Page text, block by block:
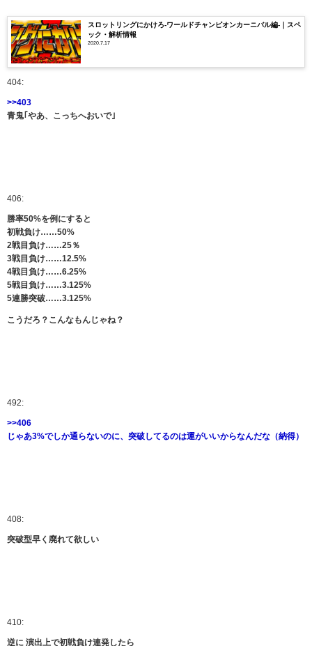
スロットリングにかけろ-ワールドチャンピオンカーニバル編-｜スペ
ック・解析情報
2020.7.17
404:
>>403
青鬼｢やあ、こっちへおいで｣
406:
勝率50%を例にすると
初戦負け……50%
2戦目負け……25％
3戦目負け……12.5%
4戦目負け……6.25%
5戦目負け……3.125%
5連勝突破……3.125%
こうだろ？こんなもんじゃね？
492:
>>406
じゃあ3%でしか通らないのに、突破してるのは運がいいからなんだな（納得）
408:
突破型早く廃れて欲しい
410:
逆に 演出上で初戦負け連発したら